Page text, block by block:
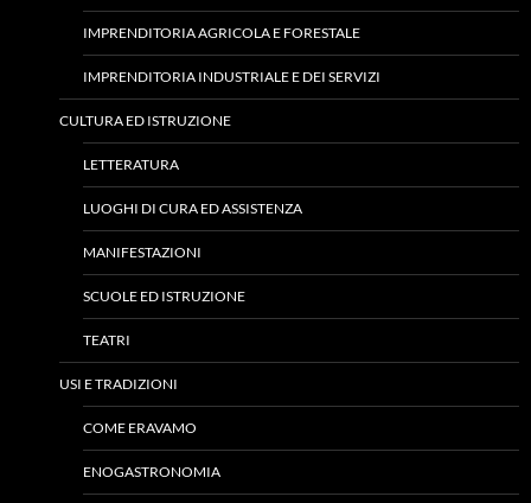
IMPRENDITORIA AGRICOLA E FORESTALE
IMPRENDITORIA INDUSTRIALE E DEI SERVIZI
CULTURA ED ISTRUZIONE
LETTERATURA
LUOGHI DI CURA ED ASSISTENZA
MANIFESTAZIONI
SCUOLE ED ISTRUZIONE
TEATRI
USI E TRADIZIONI
COME ERAVAMO
ENOGASTRONOMIA